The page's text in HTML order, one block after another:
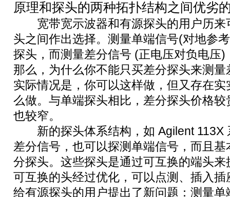
原理和探头的两种拓扑结构之间优劣
宽带宽示波器和有源探头的用户历来
头之间作出选择。测量单端信号(对地参
探头，而测量差分信号 (正电压对负电压
那么，为什么你不能只买差分探头来测
实际情况是，你可以这样做，但又存在
么做。与单端探头相比，差分探头价格
也较窄。
新的探头体系结构，如 Agilent 113X
差分信号，也可以探测单端信号，而且
分探头。这些探头是通过可互换的端头
可互换的头经过优化，可以点测、插入
给有源探头的用户提出了新问题：测量